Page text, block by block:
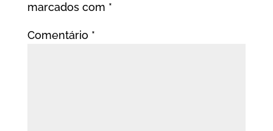
marcados com *
Comentário *